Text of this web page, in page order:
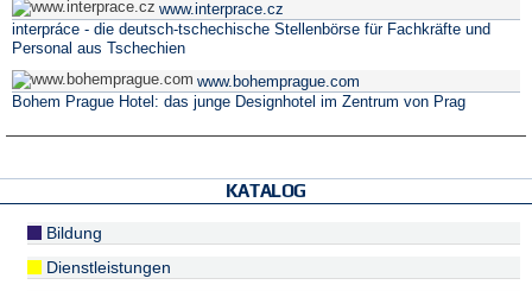
www.interprace.cz
interpráce - die deutsch-tschechische Stellenbörse für Fachkräfte und
Personal aus Tschechien
www.bohemprague.com
Bohem Prague Hotel: das junge Designhotel im Zentrum von Prag
KATALOG
Bildung
Dienstleistungen